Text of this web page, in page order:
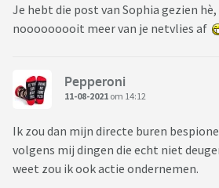
Je hebt die post van Sophia gezien
nooooooooit meer van je netvlies af
Pepperoni
11-08-2021 om 14:12
Ik zou dan mijn directe buren
volgens mij dingen die echt niet
weet zou ik ook actie ondernemen.